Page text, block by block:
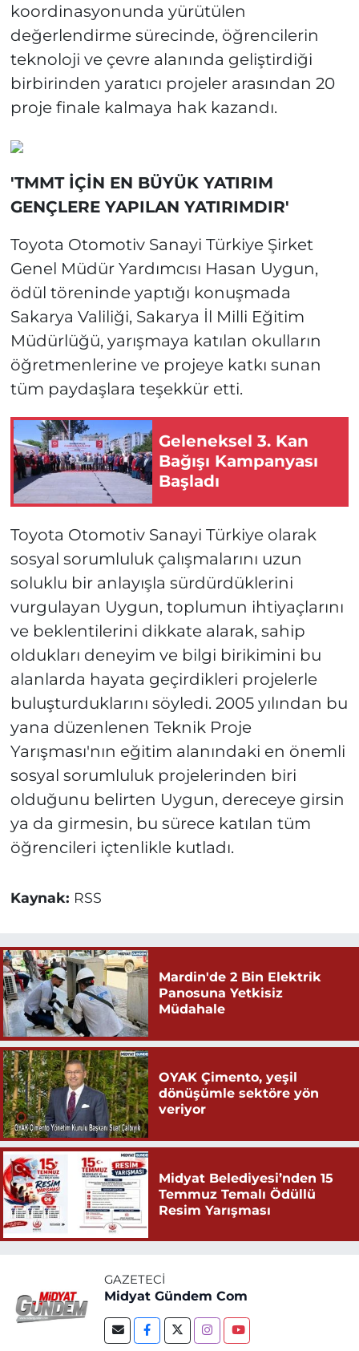
koordinasyonunda yürütülen
değerlendirme sürecinde, öğrencilerin
teknoloji ve çevre alanında geliştirdiği
birbirinden yaratıcı projeler arasından 20
proje finale kalmaya hak kazandı.
'TMMT İÇİN EN BÜYÜK YATIRIM
GENÇLERE YAPILAN YATIRIMDIR'
Toyota Otomotiv Sanayi Türkiye Şirket
Genel Müdür Yardımcısı Hasan Uygun,
ödül töreninde yaptığı konuşmada
Sakarya Valiliği, Sakarya İl Milli Eğitim
Müdürlüğü, yarışmaya katılan okulların
öğretmenlerine ve projeye katkı sunan
tüm paydaşlara teşekkür etti.
Geleneksel 3. Kan
Bağışı Kampanyası
Başladı
Toyota Otomotiv Sanayi Türkiye olarak
sosyal sorumluluk çalışmalarını uzun
soluklu bir anlayışla sürdürdüklerini
vurgulayan Uygun, toplumun ihtiyaçlarını
ve beklentilerini dikkate alarak, sahip
oldukları deneyim ve bilgi birikimini bu
alanlarda hayata geçirdikleri projelerle
buluşturduklarını söyledi. 2005 yılından bu
yana düzenlenen Teknik Proje
Yarışması'nın eğitim alanındaki en önemli
sosyal sorumluluk projelerinden biri
olduğunu belirten Uygun, dereceye girsin
ya da girmesin, bu sürece katılan tüm
öğrencileri içtenlikle kutladı.
Kaynak: RSS
Mardin'de 2 Bin Elektrik
Panosuna Yetkisiz
Müdahale
OYAK Çimento, yeşil
dönüşümle sektöre yön
veriyor
Midyat Belediyesi’nden 15
Temmuz Temalı Ödüllü
Resim Yarışması
GAZETECI
Midyat Gündem Com